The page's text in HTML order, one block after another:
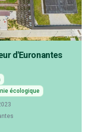
d'Euronantes
écologique